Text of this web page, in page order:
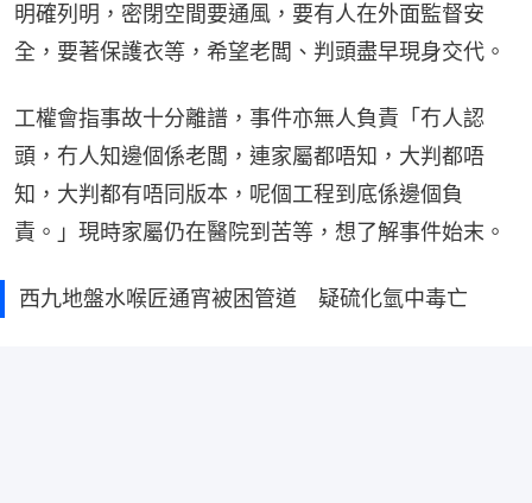
明確列明，密閉空間要通風，要有人在外面監督安
全，要著保護衣等，希望老闆、判頭盡早現身交代。
工權會指事故十分離譜，事件亦無人負責「冇人認
頭，冇人知邊個係老闆，連家屬都唔知，大判都唔
知，大判都有唔同版本，呢個工程到底係邊個負
責。」現時家屬仍在醫院到苦等，想了解事件始末。
西九地盤水喉匠通宵被困管道 疑硫化氫中毒亡